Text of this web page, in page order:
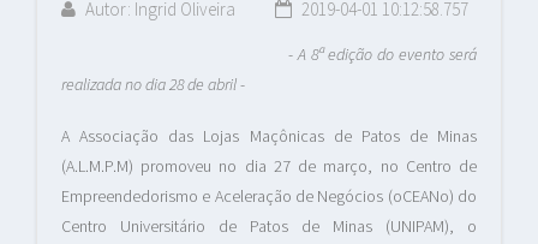
Autor: Ingrid Oliveira 2019-04-01 10:12:58.757
-A 8ª edição do evento será
realizada no dia 28 de abril-
A Associação das Lojas Maçônicas de Patos de Minas
(A.L.M.P.M) promoveu no dia 27 de março, no Centro de
Empreendedorismo e Aceleração de Negócios (oCEANo) do
Centro Universitário de Patos de Minas (UNIPAM), o